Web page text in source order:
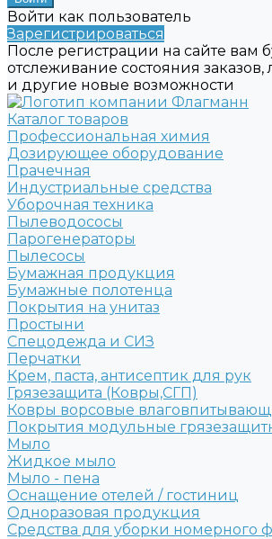
Войти как пользователь
Зарегистрироваться
После регистрации на сайте вам
отслеживание состояния
и другие новые возможности
Каталог товаров
Профессиональная химия
Дозирующее оборудование
Прачечная
Индустриальные средства
Уборочная техника
Пылеводососы
Парогенераторы
Пылесосы
Бумажная продукция
Бумажные полотенца
Покрытия на унитаз
Простыни
Спецодежда и СИЗ
Перчатки
Крем, паста, антисептик для рук
Грязезащита (Ковры,СГП)
Ковры ворсовые
Покрытия модульные
Мыло
Жидкое мыло
Мыло - пена
Оснащение отелей / гостиниц
Одноразовая продукция
Средства для уборки номерного